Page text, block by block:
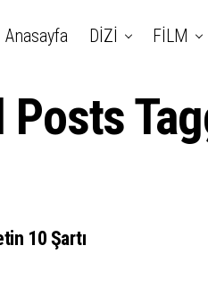
Anasayfa DİZİ FİLM
Posts
10 Şartı